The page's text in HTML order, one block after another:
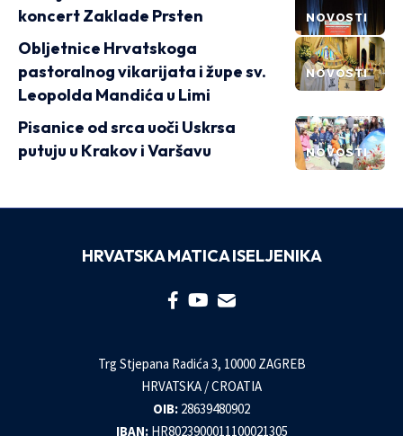
NOVOSTI
koncert Zaklade Prsten
NOVOSTI
Obljetnice Hrvatskoga
pastoralnog vikarijata i župe sv.
Leopolda Mandića u Limi
NOVOSTI
Pisanice od srca uoči Uskrsa
putuju u Krakov i Varšavu
HRVATSKA MATICA ISELJENIKA
Trg Stjepana Radića 3, 10000 ZAGREB
HRVATSKA / CROATIA
OIB: 28639480902
IBAN: HR8023900011100021305